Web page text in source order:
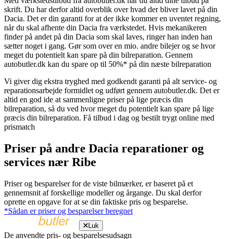
skrift. Du har derfor altid overblik over hvad der bliver lavet på din
Dacia. Det er din garanti for at der ikke kommer en uventet regning,
når du skal afhente din Dacia fra værkstedet. Hvis mekanikeren
finder på andet på din Dacia som skal laves, ringer han inden han
sætter noget i gang. Gør som over en mio. andre bilejer og se hvor
meget du potentielt kan spare på din bilreparation. Gennem
autobutler.dk kan du spare op til 50%* på din næste bilreparation
Vi giver dig ekstra tryghed med godkendt garanti på alt service- og
reparationsarbejde formidlet og udført gennem autobutler.dk. Det er
altid en god ide at sammenligne priser på lige præcis din
bilreparation, så du ved hvor meget du potentielt kan spare på lige
præcis din bilreparation. Få tilbud i dag og bestilt trygt online med
prismatch
Priser på andre Dacia reparationer og
services nær Ribe
Priser og besparelser for de viste bilmærker, er baseret på et
gennemsnit af forskellige modeller og årgange. Du skal derfor
oprette en opgave for at se din faktiske pris og besparelse.
*Sådan er priser og besparelser beregnet
Luk
De anvendte pris- og besparelsesudsagn